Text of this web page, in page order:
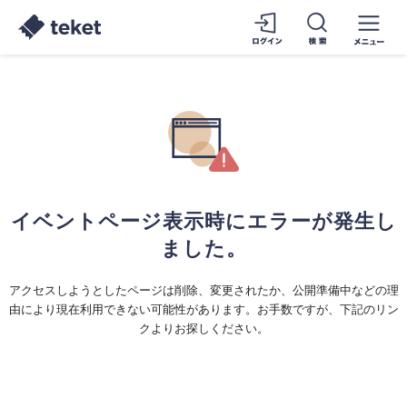
イベントページ表示時にエラーが発生し
ました。
アクセスしようとしたページは削除、変更されたか、公開準備中などの理
由により現在利用できない可能性があります。お手数ですが、下記のリン
クよりお探しください。